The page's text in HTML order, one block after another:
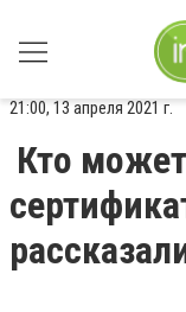
21:00, 13 апреля 2021 г.
Кто